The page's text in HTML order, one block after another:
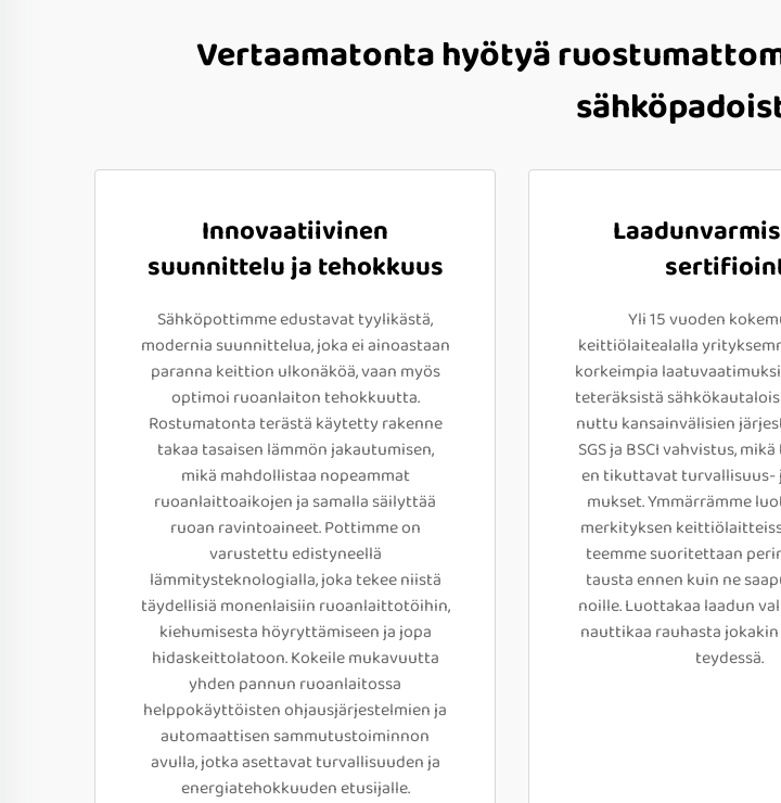
Vertaamatonta hyötyä
Innovaatiivinen
suunnittelu ja tehokkuus
Sähköpottimme edustavat tyylikästä,
modernia suunnittelua, joka ei ainoastaan
paranna keittion ulkonäköä, vaan myös
optimoi ruoanlaiton tehokkuutta.
Rostumatonta terästä käytetty rakenne
takaa tasaisen lämmön jakautumisen,
mikä mahdollistaa nopeammat
ruoanlaittoaikojen ja samalla säilyttää
ruoan ravintoaineet. Pottimme on
varustettu edistyneellä
lämmitysteknologialla, joka tekee niistä
täydellisiä monenlaisiin ruoanlaittotöihin,
kiehumisesta höyryttämiseen ja jopa
hidaskeittolatoon. Kokeile mukavuutta
yhden pannun ruoanlaitossa
helppokäyttöisten ohjausjärjestelmien ja
automaattisen sammutustoiminnon
avulla, jotka asettavat turvallisuuden ja
energiatehokkuuden etusijalle.
Yli 15 vuoden
keittiölaitealalla
korkeimpia
te­teräk­sis­tä
nut­tu kans­ain­väl­i­sien
SGS ja BSCI vah­vis­tus,
en ti­kut­tav­at
muk­set. Ymmärräm­me
mer­ki­tyk­sen
tee­mme suor­i­tet­taan
taus­ta en­nen kuin ne
noil­le. Luot­takaa laa­dun
nauttikaa rau­hasta
tey­des­sä.